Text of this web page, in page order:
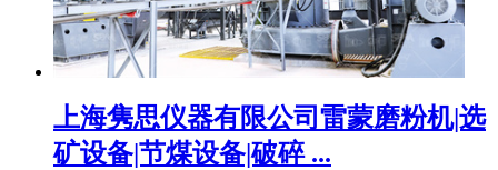
上海隽思仪器有限公司雷蒙磨粉机|选
矿设备|节煤设备|破碎 ...